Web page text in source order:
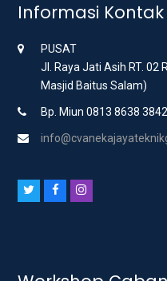
Informasi Kontak
PUSAT
Jl. Raya Jati Asih RT. 02
Masjid Baitus Salam)
Bp. Miun 0813 8638 3842
t
b
a